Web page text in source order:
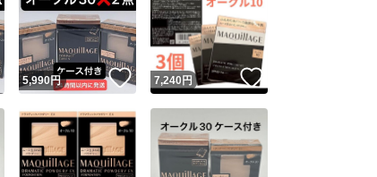
安心発送 このユーザーは設定した発送日数内に発送して
いいね！
5,990円 いいね！
7,240 円